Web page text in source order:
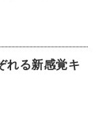
れる新感覚キ